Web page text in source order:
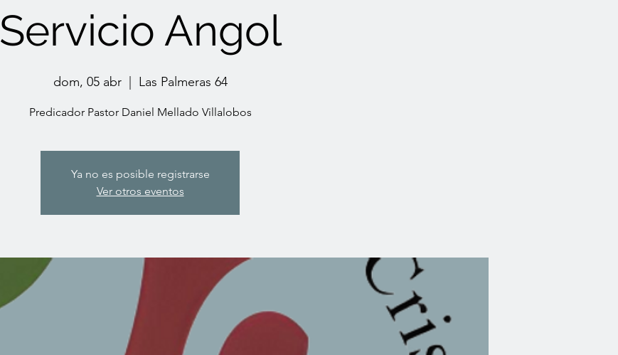
Servicio Angol
dom, 05 abr
  |
Las Palmeras 64
Predicador Pastor Daniel Mellado Villalobos
Ya no es posible registrarse
Ver otros eventos